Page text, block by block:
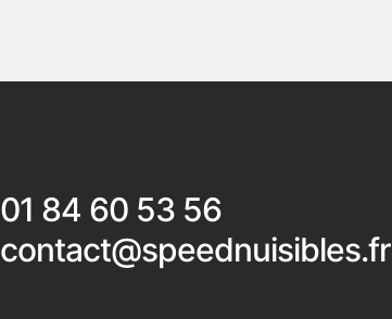
01 84 60 53 56
contact@speednuisibles.fr